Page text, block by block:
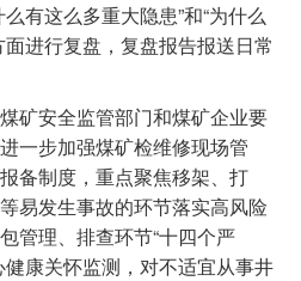
有这么多重大隐患”和“为什么
进行复盘，复盘报告报送日常
矿安全监管部门和煤矿企业要
一步加强煤矿检维修现场管
备制度，重点聚焦移架、打
易发生事故的环节落实高风险
管理、排查环节“十四个严
康关怀监测，对不适宜从事井